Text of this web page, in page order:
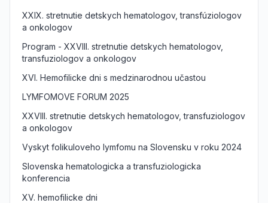
XXIX. stretnutie detskych hematologov, transfúziologov
a onkologov
Program - XXVIII. stretnutie detskych hematologov,
transfuziologov a onkologov
XVI. Hemofilicke dni s medzinarodnou učastou
LYMFOMOVE FORUM 2025
XXVIII. stretnutie detskych hematologov, transfuziologov
a onkologov
Vyskyt folikuloveho lymfomu na Slovensku v roku 2024
Slovenska hematologicka a transfuziologicka
konferencia
XV. hemofilicke dni